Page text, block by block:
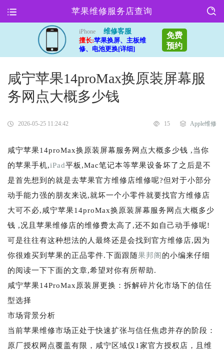
苹果维修服务店查询
iPhone
维修客服
擅长:苹果换屏、主板维
修、电池更换[详细]
免费
预约
咸宁苹果14proMax换原装屏幕服
务网点大概多少钱
2026-05-25 11:24:42 15 Apple维修
咸宁苹果14proMax换原装屏幕服务网点大概多少钱 ,当你
的苹果手机,iPad平板,Mac笔记本等苹果设备坏了之后是不
是首先想到的就是去苹果官方维修店维修呢?但对于小部分
动手能力强的朋友来说,就坏一个小零件就要找官方维修店
大可不必,咸宁苹果14proMax换原装屏幕服务网点大概多少
钱 ,况且苹果维修店的维修费太高了,还不如自己动手修呢!
可是往往有这种想法的人最终还是会找到官方维修店,因为
你很难买到苹果的正品零件.下面跟随果邦阁的小编来仔细
的阅读一下下面的文章,希望对你有所帮助.
咸宁苹果14ProMax原装屏更换：拆解碎片化市场下的信任
型选择
市场背景分析
当前苹果维修市场正处于快速扩张与信任焦虑并存的阶段：
原厂授权网点覆盖有限，咸宁区域仅1家官方授权店，且维